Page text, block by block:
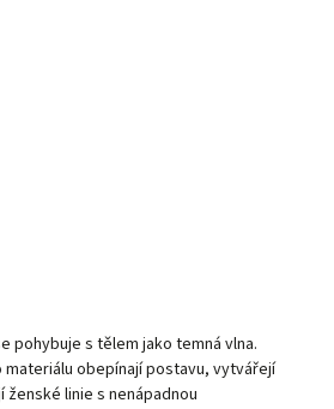
pohybuje s tělem jako temná vlna.
materiálu obepínají postavu, vytvářejí
linie s nenápadnou